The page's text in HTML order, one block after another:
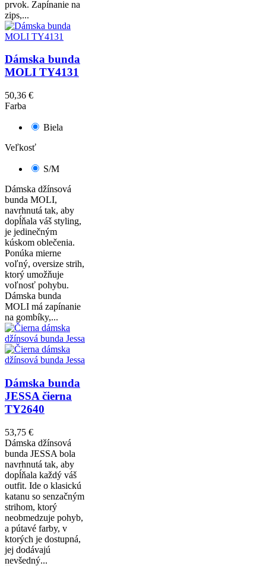
prvok. Zapínanie na
zips,...
Dámska bunda
MOLI TY4131
50,36 €
Farba
Biela
Veľkosť
S/M
Dámska džínsová
bunda MOLI,
navrhnutá tak, aby
dopĺňala váš styling,
je jedinečným
kúskom oblečenia.
Ponúka mierne
voľný, oversize strih,
ktorý umožňuje
voľnosť pohybu.
Dámska bunda
MOLI má zapínanie
na gombíky,...
Dámska bunda
JESSA čierna
TY2640
53,75 €
Dámska džínsová
bunda JESSA bola
navrhnutá tak, aby
dopĺňala každý váš
outfit. Ide o klasickú
katanu so senzačným
strihom, ktorý
neobmedzuje pohyb,
a pútavé farby, v
ktorých je dostupná,
jej dodávajú
nevšedný...